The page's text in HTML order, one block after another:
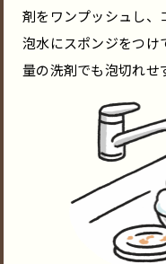
剤をワンプッシュし、
泡水にスポンジをつけ
量の洗剤でも泡切れせ